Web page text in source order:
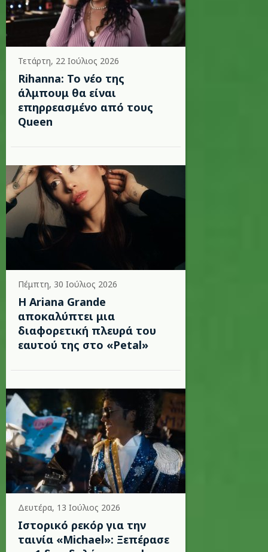
Τετάρτη, 22 Ιούλιος 2026
Rihanna: Το νέο της
άλμπουμ θα είναι
επηρρεασμένο από τους
Queen
Πέμπτη, 30 Ιούλιος 2026
Η Ariana Grande
αποκαλύπτει μια
διαφορετική πλευρά του
εαυτού της στο «Petal»
Δευτέρα, 13 Ιούλιος 2026
Ιστορικό ρεκόρ για την
ταινία «Michael»: Ξεπέρασε